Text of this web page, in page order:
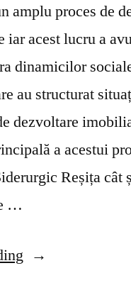
amplu proces de
iar acest lucru a
dinamicilor
au structurat
dezvoltare
a acestui
Reșița cât
…
“Transformări